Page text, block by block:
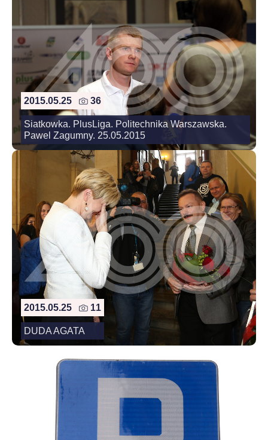
2015.05.25 36
Siatkowka. PlusLiga. Politechnika Warszawska.
Pawel Zagumny. 25.05.2015
2015.05.25 11
DUDA AGATA